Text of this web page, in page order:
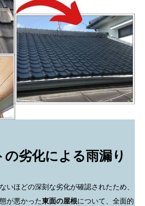
の劣化による雨漏り
いほどの深刻な劣化が確認されたため、
が悪かった東面の屋根について、全面的